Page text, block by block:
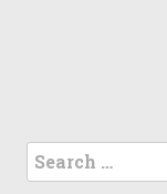
Search
for: